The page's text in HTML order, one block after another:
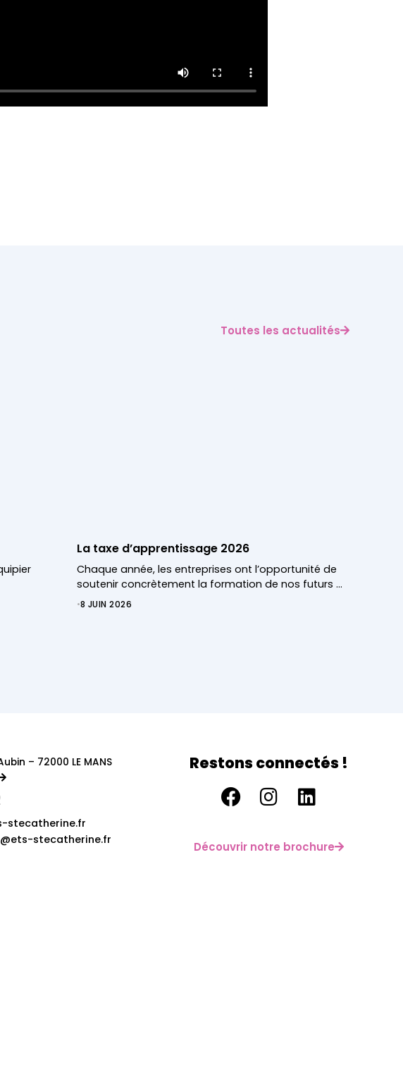
Toutes les actualités
La taxe d’apprentissage 2026
Chaque année, les entreprises ont l’opportunité de
soutenir concrètement la formation de nos futurs …
•8 JUIN 2026
– 72000 LE MANS
stecatherine.fr
stecatherine.fr
Restons connectés !
Découvrir notre brochure